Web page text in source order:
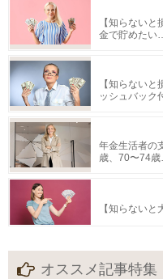
【知らない
金で貯めたい
【知らない
ッシュバック
年金生活者の
歳、70〜74
【知らない
オススメ記事特集